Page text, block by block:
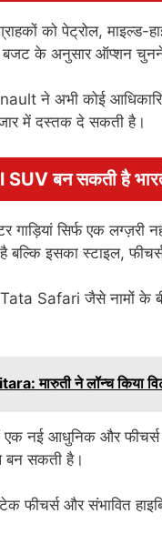
को पेट्रोल, माइल्ड-
के अनुसार ऑप्शन चुनने
ने अभी कोई
में दस्तक दे सकती है।
बन सकती है
गाड़ियां सिर्फ एक
बल्कि इसका स्टाइल,
Safari जैसे नामों के
मारुती ने लॉन्च किया
नई आधुनिक और फीचर्स
बन सकती है।
फीचर्स और संभावित